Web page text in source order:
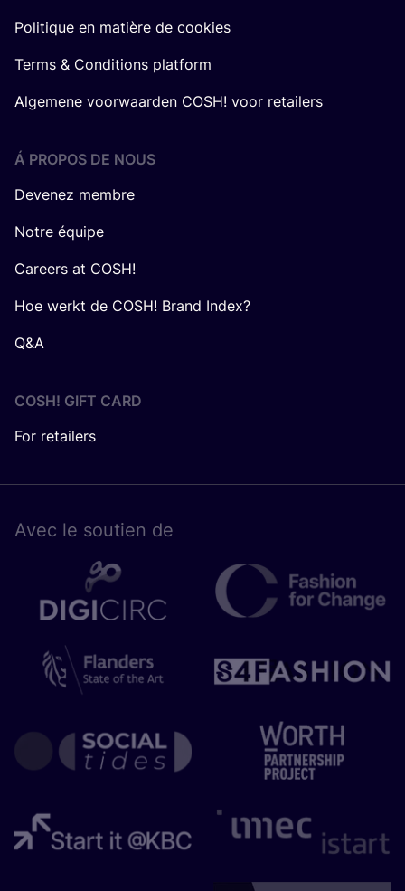
Politique en matière de cookies
Terms & Conditions platform
Algemene voorwaarden COSH! voor retailers
Á PROPOS DE NOUS
Devenez membre
Notre équipe
Careers at COSH!
Hoe werkt de COSH! Brand Index?
Q&A
COSH! GIFT CARD
For retailers
Avec le sou­tien de